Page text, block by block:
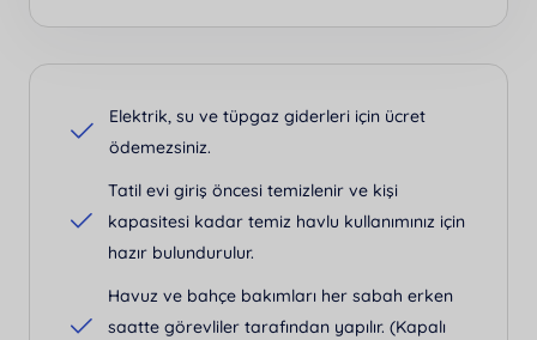
Elektrik, su ve tüpgaz giderleri için ücret
ödemezsiniz.
Tatil evi giriş öncesi temizlenir ve kişi
kapasitesi kadar temiz havlu kullanımınız için
hazır bulundurulur.
Havuz ve bahçe bakımları her sabah erken
saatte görevliler tarafından yapılır. (Kapalı